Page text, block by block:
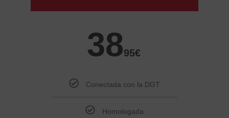
3895€
Conectada con la DGT
Homologada